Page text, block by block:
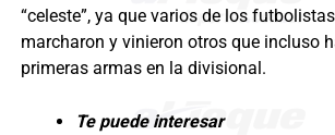
“celeste”, ya que varios de los
marcharon y vinieron otros que incluso
primeras armas en la divisional.
Te puede interesar